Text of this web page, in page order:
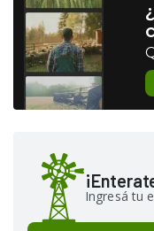
Ingresá tu